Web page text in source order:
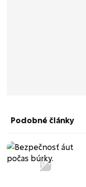
Podobné články